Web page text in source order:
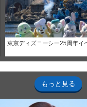
東京ディズニーシー25周年イ
もっと見る